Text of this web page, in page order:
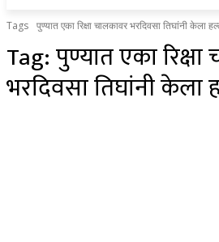
Tags पुण्यात एका रिक्षा चालकावर भरदिवसा तिघांनी केला
Tag:पुण्यात एका
भरदिवसा तिघांनी केला